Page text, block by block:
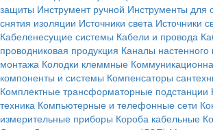
защиты Инструмент ручной Инструменты для
снятия изоляции Источники света Источники
Кабеленесущие системы Кабели и провода
проводниковая продукция Каналы настенного
монтажа Колодки клеммные
компоненты и системы Компенсаторы
Комплектные трансформаторные подстанции
техника Компьютерные и телефонные сети
измерительные приборы Короба кабельные